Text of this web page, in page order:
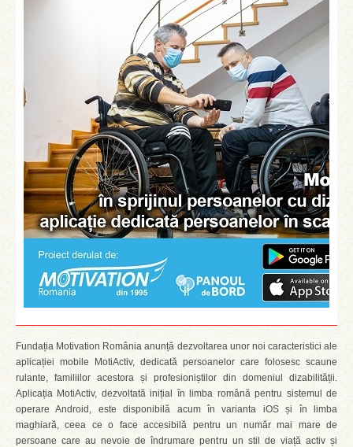
Fundația Motivation România anunță dezvoltarea unor noi caracteristici ale
aplicației mobile MotiActiv, dedicată persoanelor care folosesc scaune
rulante, familiilor acestora și profesioniștilor din domeniul dizabilității.
Aplicația MotiActiv, dezvoltată inițial în limba română pentru sistemul de
operare Android, este disponibilă acum în varianta iOS și în limba
maghiară, ceea ce o face accesibilă pentru un număr mai mare de
persoane care au nevoie de îndrumare pentru un stil de viață activ și